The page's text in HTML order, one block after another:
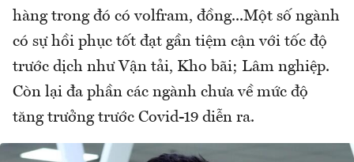
hàng trong đó có volfram, đồng...Một số ngành
có sự hồi phục tốt đạt gần tiệm cận với tốc độ
trước dịch như Vận tải, Kho bãi; Lâm nghiệp.
Còn lại đa phần các ngành chưa về mức độ
tăng trưởng trước Covid-19 diễn ra.